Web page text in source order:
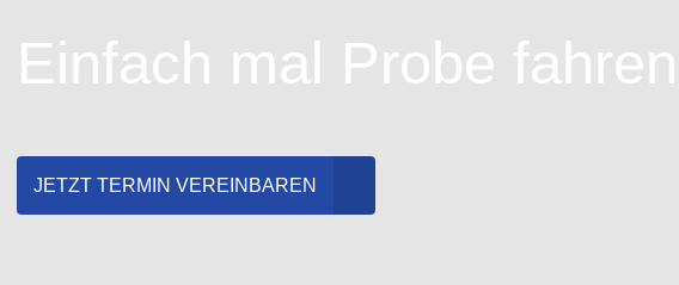
Einfach mal Probe
JETZT TERMIN VEREINBAREN